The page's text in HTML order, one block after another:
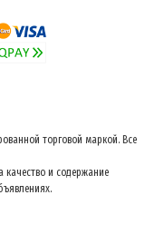
торговой маркой. Все
качество и содержание